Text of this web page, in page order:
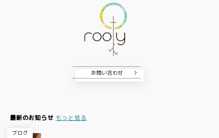
お問い合わせ
最新のお知らせ もっと見る
ブログ